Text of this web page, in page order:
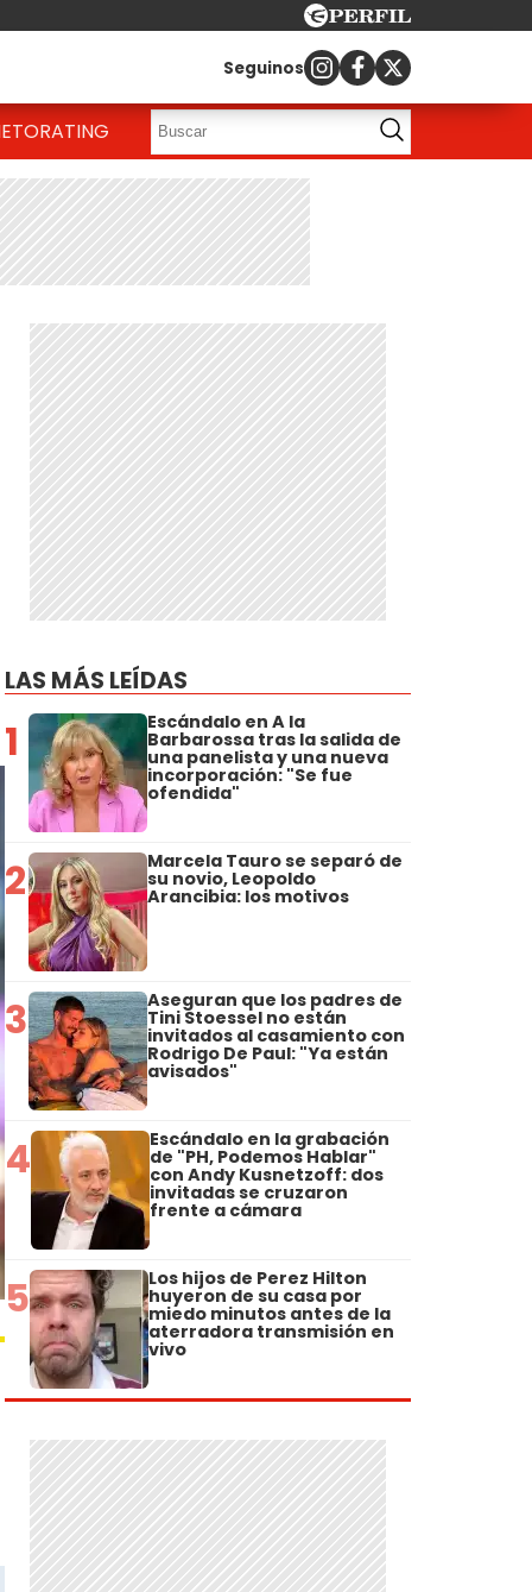
Seguinos
RATING
LAS MÁS LEÍDAS
1 Escándalo en A la
Barbarossa tras la salida de
una panelista y una nueva
incorporación: "Se fue
ofendida"
2 Marcela Tauro se separó de
su novio, Leopoldo
Arancibia: los motivos
3 Aseguran que los padres de
Tini Stoessel no están
invitados al casamiento con
Rodrigo De Paul: "Ya están
avisados"
4 Escándalo en la grabación
de "PH, Podemos Hablar"
con Andy Kusnetzoff: dos
invitadas se cruzaron
frente a cámara
5 Los hijos de Perez Hilton
huyeron de su casa por
miedo minutos antes de la
aterradora transmisión en
vivo